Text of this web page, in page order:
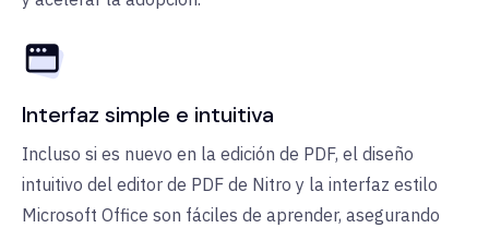
Interfaz simple e intuitiva
Incluso si es nuevo en la edición de PDF, el diseño
intuitivo del editor de PDF de Nitro y la interfaz estilo
Microsoft Office son fáciles de aprender, asegurando